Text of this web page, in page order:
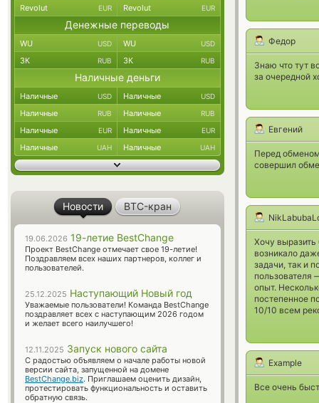
Федор
Знаю что тут
за очередной
Евгений
Перед
совершил
Хочу
возникало
задачи, так и
пользователя
опыт.
постепенное
10/10 всем
Example
Все очень
Revolut EUR Revolut EUR
Денежные переводы
WU USD WU USD
ЗК RUB ЗК RUB
Наличные деньги
Наличные USD Наличные USD
Наличные RUB Наличные RUB
Наличные EUR Наличные EUR
Наличные UAH Наличные UAH
Новости BTC-кран
19.06.2026 19-летие BestChange
Проект BestChange отмечает свое 19-летие!
Поздравляем всех наших партнеров, коллег и
пользователей.
25.12.2025 Наступающий Новый год
Уважаемые пользователи! Команда BestChange
поздравляет всех с наступающим 2026 годом
и желает всего наилучшего!
12.11.2025 Запуск нового сайта
С радостью объявляем о начале работы новой
версии сайта, запущенной на домене
BestChange.biz. Приглашаем оценить дизайн,
протестировать функциональность и оставить
обратную связь.